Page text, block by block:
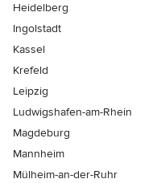
Heidelberg
Ingolstadt
Kassel
Krefeld
Leipzig
Ludwigshafen-am-Rhein
Magdeburg
Mannheim
Mülheim-an-der-Ruhr